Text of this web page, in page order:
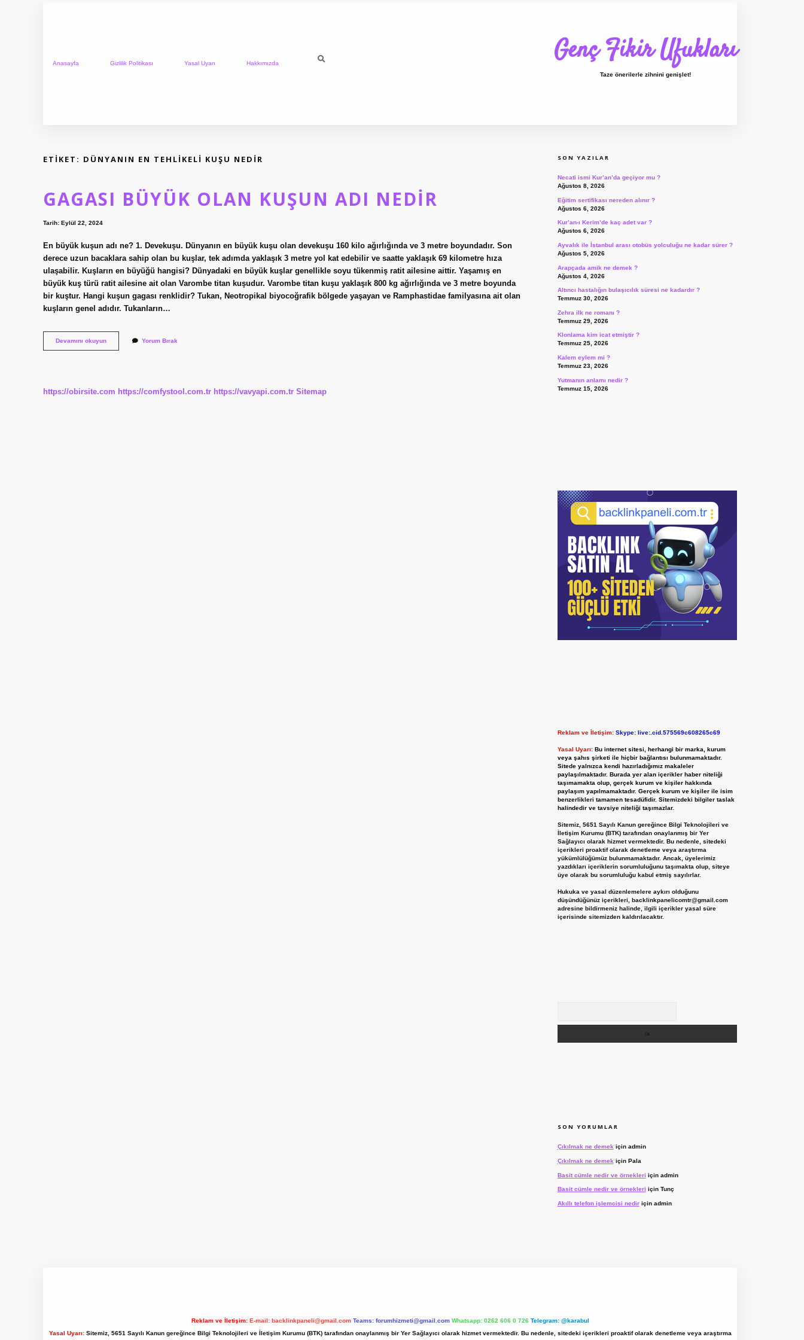
Anasayfa Gizlilik Politikası Yasal Uyarı Hakkımızda Genç Fikir Ufukları
Taze önerilerle zihnini genişlet!
ETIKET: DÜNYANIN EN TEHLIKELI KUŞU NEDIR
GAGASI BÜYÜK OLAN KUŞUN ADI NEDIR
Tarih: Eylül 22, 2024
En büyük kuşun adı ne? 1. Devekuşu. Dünyanın en büyük kuşu olan devekuşu 160 kilo ağırlığında ve 3 metre boyundadır. Son
derece uzun bacaklara sahip olan bu kuşlar, tek adımda yaklaşık 3 metre yol kat edebilir ve saatte yaklaşık 69 kilometre hıza
ulaşabilir. Kuşların en büyüğü hangisi? Dünyadaki en büyük kuşlar genellikle soyu tükenmiş ratit ailesine aittir. Yaşamış en
büyük kuş türü ratit ailesine ait olan Varombe titan kuşudur. Varombe titan kuşu yaklaşık 800 kg ağırlığında ve 3 metre boyunda
bir kuştur. Hangi kuşun gagası renklidir? Tukan, Neotropikal biyocoğrafik bölgede yaşayan ve Ramphastidae familyasına ait olan
kuşların genel adıdır. Tukanların…
Devamını okuyunGagası
Büyük
Yorum Bırak
https://obirsite.com https://comfystool.com.tr https://vavyapi.com.tr Sitemap
SON YAZILAR
Necati ismi Kur’an’da geçiyor mu ?
Ağustos 8, 2026
Eğitim sertifikası nereden alınır ?
Ağustos 6, 2026
Kur’an-ı Kerim’de kaç adet var ?
Ağustos 6, 2026
Ayvalık ile İstanbul arası otobüs yolculuğu ne kadar sürer ?
Ağustos 5, 2026
Arapçada amik ne demek ?
Ağustos 4, 2026
Altıncı hastalığın bulaşıcılık süresi ne kadardır ?
Temmuz 30, 2026
Zehra ilk ne romanı ?
Temmuz 29, 2026
Klonlama kim icat etmiştir ?
Temmuz 25, 2026
Kalem eylem mi ?
Temmuz 23, 2026
Yutmanın anlamı nedir ?
Temmuz 15, 2026
Reklam ve İletişim: Skype: live:.cid.575569c608265c69
Yasal Uyarı: Bu internet sitesi, herhangi bir marka, kurum
veya şahıs şirketi ile hiçbir bağlantısı bulunmamaktadır.
Sitede yalnızca kendi hazırladığımız makaleler
paylaşılmaktadır. Burada yer alan içerikler haber niteliği
taşımamakta olup, gerçek kurum ve kişiler hakkında
paylaşım yapılmamaktadır. Gerçek kurum ve kişiler ile isim
benzerlikleri tamamen tesadüfidir. Sitemizdeki bilgiler taslak
halindedir ve tavsiye niteliği taşımazlar.
Sitemiz, 5651 Sayılı Kanun gereğince Bilgi Teknolojileri ve
İletişim Kurumu (BTK) tarafından onaylanmış bir Yer
Sağlayıcı olarak hizmet vermektedir. Bu nedenle, sitedeki
içerikleri proaktif olarak denetleme veya araştırma
yükümlülüğümüz bulunmamaktadır. Ancak, üyelerimiz
yazdıkları içeriklerin sorumluluğunu taşımakta olup, siteye
üye olarak bu sorumluluğu kabul etmiş sayılırlar.
Hukuka ve yasal düzenlemelere aykırı olduğunu
düşündüğünüz içerikleri, backlinkpanelicomtr@gmail.com
adresine bildirmeniz halinde, ilgili içerikler yasal süre
içerisinde sitemizden kaldırılacaktır.
SON YORUMLAR
Çıkılmak ne demekiçin admin
Çıkılmak ne demek için Pala
Basit cümle nedir ve örnekleri için admin
Basit cümle nedir ve örnekleri için Tunç
Akıllı telefon işlemcisi nediriçin admin
Reklam ve İletişim: E-mail: backlinkpaneli@gmail.com Teams: forumhizmeti@gmail.com Whatsapp: 0262 606 0 726 Telegram: @karabul
Yasal Uyarı:Sitemiz, 5651 Sayılı Kanun gereğince Bilgi Teknolojileri ve İletişim Kurumu (BTK) tarafından onaylanmış bir Yer Sağlayıcı olarak hizmet vermektedir. Bu nedenle, sitedeki içerikleri proaktif olarak denetleme veya araştırma